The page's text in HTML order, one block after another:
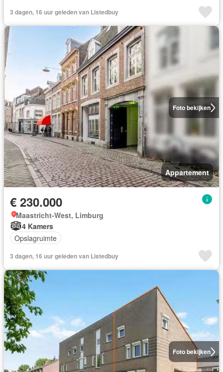
3 dagen, 16 uur geleden van Listedbuy
Foto bekijken
Appartement
€ 230.000
Maastricht-West, Limburg
4 Kamers
Opslagruimte
3 dagen, 16 uur geleden van Listedbuy
Foto bekijken